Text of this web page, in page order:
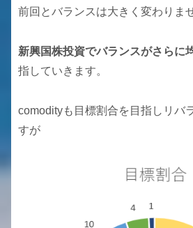
前回とバランスは大きく変わりま
新興国株投資でバランスがさらに
指していきます。
comodityも目標割合を目指しリバ
すが